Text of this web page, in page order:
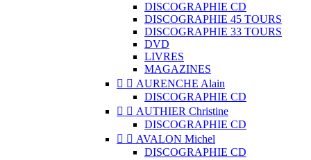
DISCOGRAPHIE CD
DISCOGRAPHIE 45 TOURS
DISCOGRAPHIE 33 TOURS
DVD
LIVRES
MAGAZINES
  AURENCHE Alain
DISCOGRAPHIE CD
  AUTHIER Christine
DISCOGRAPHIE CD
  AVALON Michel
DISCOGRAPHIE CD